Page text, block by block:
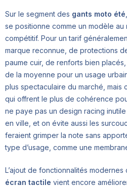
Sur le segment des gants moto été
se positionne comme un modèle au
compétitif. Pour un tarif
marque reconnue, de protections
paume cuir, de renforts bien
de la moyenne pour un usage
plus spectaculaire du marché, mais
qui offrent le plus de cohérence
ne paye pas un design racing
en ville, et on évite aussi les
feraient grimper la note sans
type d’usage, comme une
L’ajout de fonctionnalités modernes
écran tactile vient encore